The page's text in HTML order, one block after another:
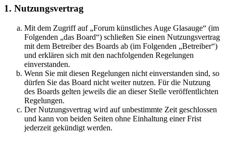
1. Nutzungsvertrag
Mit dem Zugriff auf „Forum künstliches Auge Glasauge“ (im
Folgenden „das Board“) schließen Sie einen Nutzungsvertrag
mit dem Betreiber des Boards ab (im Folgenden „Betreiber“)
und erklären sich mit den nachfolgenden Regelungen
einverstanden.
Wenn Sie mit diesen Regelungen nicht einverstanden sind, so
dürfen Sie das Board nicht weiter nutzen. Für die Nutzung
des Boards gelten jeweils die an dieser Stelle veröffentlichten
Regelungen.
Der Nutzungsvertrag wird auf unbestimmte Zeit geschlossen
und kann von beiden Seiten ohne Einhaltung einer Frist
jederzeit gekündigt werden.